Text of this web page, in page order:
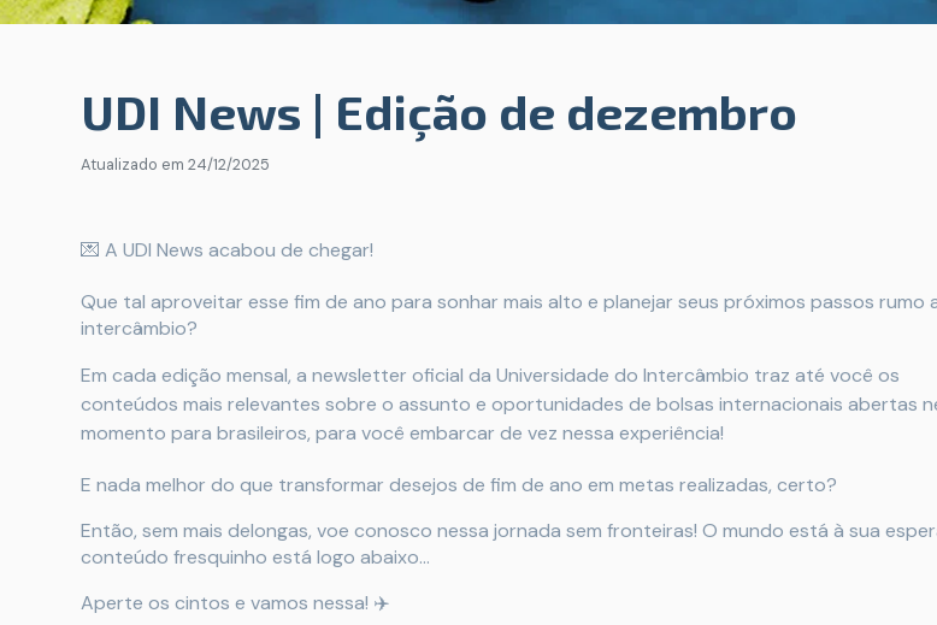
UDI News | Edição de dezembro
Atualizado em 24/12/2025
💌 A UDI News acabou de chegar!
Que tal aproveitar esse fim de ano para sonhar mais alto e planejar seus próximos passos rumo
intercâmbio?
Em cada edição mensal, a newsletter oficial da Universidade do Intercâmbio traz até você os
conteúdos mais relevantes sobre o assunto e oportunidades de bolsas internacionais abertas
momento para brasileiros, para você embarcar de vez nessa experiência!
E nada melhor do que transformar desejos de fim de ano em metas realizadas, certo?
Então, sem mais delongas, voe conosco nessa jornada sem fronteiras! O mundo está à sua
conteúdo fresquinho está logo abaixo…
Aperte os cintos e vamos nessa! ✈️